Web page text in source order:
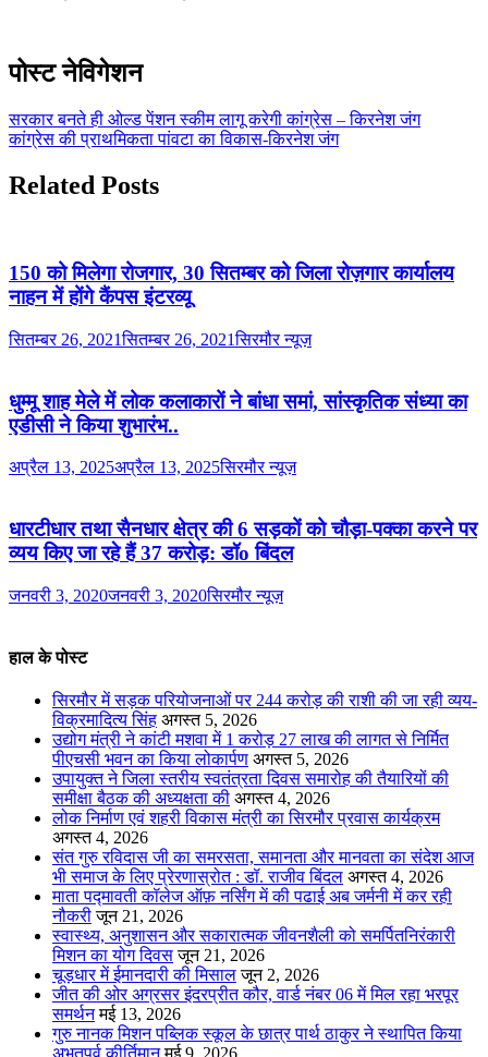
पोस्ट नेविगेशन
सरकार बनते ही ओल्ड पेंशन स्कीम लागू करेगी कांग्रेस – किरनेश जंग
कांग्रेस की प्राथमिकता पांवटा का विकास-किरनेश जंग
Related Posts
150 को मिलेगा रोजगार, 30 सितम्बर को जिला रोज़गार कार्यालय
नाहन में होंगे कैंपस इंटरव्यू
सितम्बर 26, 2021सितम्बर 26, 2021सिरमौर न्यूज़
धुम्मू शाह मेले में लोक कलाकारों ने बांधा समां, सांस्कृतिक संध्या का
एडीसी ने किया शुभारंभ..
अप्रैल 13, 2025अप्रैल 13, 2025सिरमौर न्यूज़
धारटीधार तथा सैनधार क्षेत्र की 6 सड़कों को चौड़ा-पक्का करने पर
व्यय किए जा रहे हैं 37 करोड़: डॉo बिंदल
जनवरी 3, 2020जनवरी 3, 2020सिरमौर न्यूज़
हाल के पोस्ट
सिरमौर में सड़क परियोजनाओं पर 244 करोड़ की राशी की जा रही व्यय-
विक्रमादित्य सिंह अगस्त 5, 2026
उद्योग मंत्री ने कांटी मशवा में 1 करोड़ 27 लाख की लागत से निर्मित
पीएचसी भवन का किया लोकार्पण अगस्त 5, 2026
उपायुक्त ने जिला स्तरीय स्वतंत्रता दिवस समारोह की तैयारियों की
समीक्षा बैठक की अध्यक्षता की अगस्त 4, 2026
लोक निर्माण एवं शहरी विकास मंत्री का सिरमौर प्रवास कार्यक्रम
अगस्त 4, 2026
संत गुरु रविदास जी का समरसता, समानता और मानवता का संदेश आज
भी समाज के लिए प्रेरणास्रोत : डॉ. राजीव बिंदल अगस्त 4, 2026
माता पद्मावती कॉलेज ऑफ़ नर्सिंग में की पढाई अब जर्मनी में कर रही
नौकरी जून 21, 2026
स्वास्थ्य, अनुशासन और सकारात्मक जीवनशैली को समर्पितनिरंकारी
मिशन का योग दिवस जून 21, 2026
चूड़धार में ईमानदारी की मिसाल जून 2, 2026
जीत की ओर अग्रसर इंदरप्रीत कौर, वार्ड नंबर 06 में मिल रहा भरपूर
समर्थन मई 13, 2026
गुरु नानक मिशन पब्लिक स्कूल के छात्र पार्थ ठाकुर ने स्थापित किया